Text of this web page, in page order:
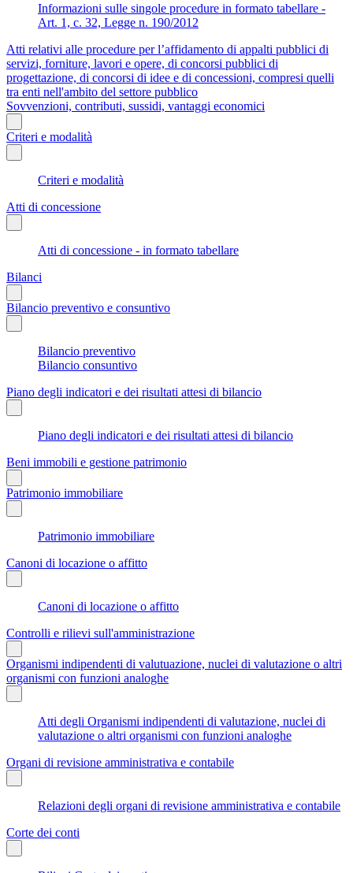
Informazioni sulle singole procedure in formato tabellare -
Art. 1, c. 32, Legge n. 190/2012
Atti relativi alle procedure per l’affidamento di appalti pubblici di
servizi, forniture, lavori e opere, di concorsi pubblici di
progettazione, di concorsi di idee e di concessioni, compresi quelli
tra enti nell'ambito del settore pubblico
Sovvenzioni, contributi, sussidi, vantaggi economici
Criteri e modalità
Criteri e modalità
Atti di concessione
Atti di concessione - in formato tabellare
Bilanci
Bilancio preventivo e consuntivo
Bilancio preventivo
Bilancio consuntivo
Piano degli indicatori e dei risultati attesi di bilancio
Piano degli indicatori e dei risultati attesi di bilancio
Beni immobili e gestione patrimonio
Patrimonio immobiliare
Patrimonio immobiliare
Canoni di locazione o affitto
Canoni di locazione o affitto
Controlli e rilievi sull'amministrazione
Organismi indipendenti di valutuazione, nuclei di valutazione o altri
organismi con funzioni analoghe
Atti degli Organismi indipendenti di valutazione, nuclei di
valutazione o altri organismi con funzioni analoghe
Organi di revisione amministrativa e contabile
Relazioni degli organi di revisione amministrativa e contabile
Corte dei conti